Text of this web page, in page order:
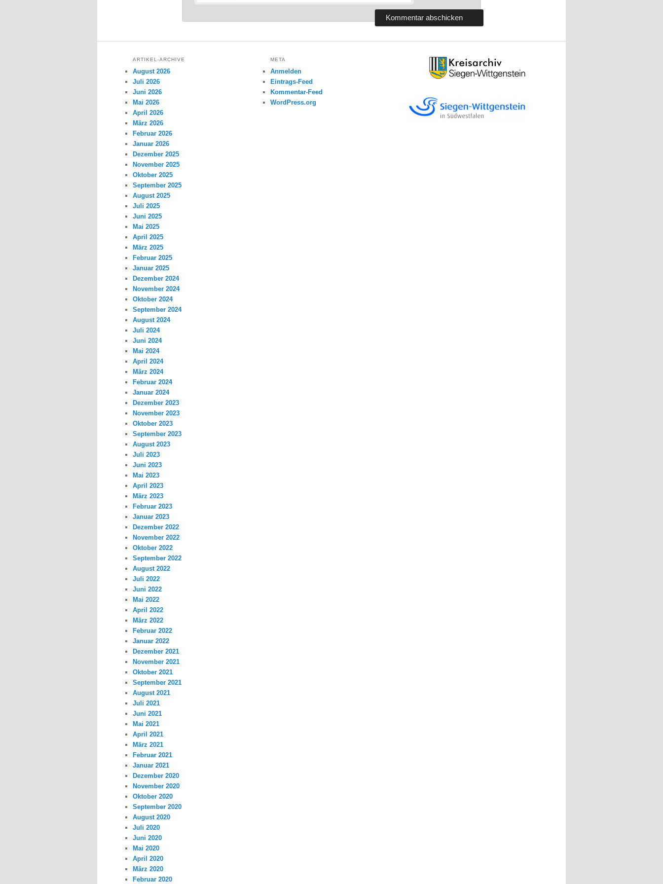
ARTIKEL-ARCHIVE
August 2026
Juli 2026
Juni 2026
Mai 2026
April 2026
März 2026
Februar 2026
Januar 2026
Dezember 2025
November 2025
Oktober 2025
September 2025
August 2025
Juli 2025
Juni 2025
Mai 2025
April 2025
März 2025
Februar 2025
Januar 2025
Dezember 2024
November 2024
Oktober 2024
September 2024
August 2024
Juli 2024
Juni 2024
Mai 2024
April 2024
März 2024
Februar 2024
Januar 2024
Dezember 2023
November 2023
Oktober 2023
September 2023
August 2023
Juli 2023
Juni 2023
Mai 2023
April 2023
März 2023
Februar 2023
Januar 2023
Dezember 2022
November 2022
Oktober 2022
September 2022
August 2022
Juli 2022
Juni 2022
Mai 2022
April 2022
März 2022
Februar 2022
Januar 2022
Dezember 2021
November 2021
Oktober 2021
September 2021
August 2021
Juli 2021
Juni 2021
Mai 2021
April 2021
März 2021
Februar 2021
Januar 2021
Dezember 2020
November 2020
Oktober 2020
September 2020
August 2020
Juli 2020
Juni 2020
Mai 2020
April 2020
März 2020
Februar 2020
META
Anmelden
Eintrags-Feed
Kommentar-Feed
WordPress.org